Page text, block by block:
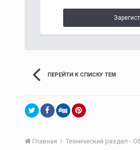
ПЕРЕЙТИ К СПИСКУ ТЕМ
Главная Технический раздел -